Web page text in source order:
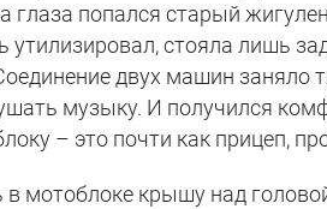
глаза попался старый
утилизировал, стояла лишь
двух машин заняло
музыку. И получился
– это почти как прицеп,
в мотоблоке крышу над